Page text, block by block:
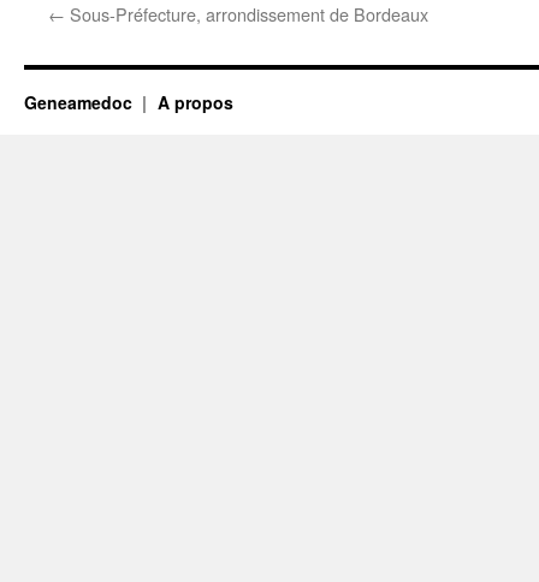
← Sous-Préfecture, arrondissement de Bordeaux
Geneamedoc A propos